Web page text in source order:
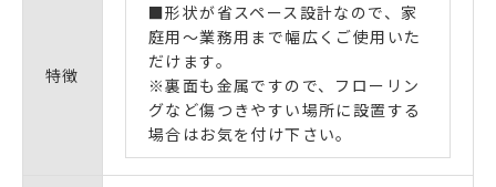
特徴
■形状が省スペース設計なので、家
庭用～業務用まで幅広くご使用いた
だけます。
※裏面も金属ですので、フローリン
グなど傷つきやすい場所に設置する
場合はお気を付け下さい。